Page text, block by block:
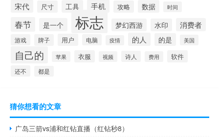
宋代 尺寸 工具 手机 攻略 数据 时间
春节 是一个 标志 梦幻西游 水印 消费者
游戏 牌子 用户 电脑 疫情 的人 的是 美国
自己的 苹果 衣服 视频 诗人 费用 软件
还不 都是
猜你想看的文章
广岛三箭vs浦和红钻直播（红钻秒8）